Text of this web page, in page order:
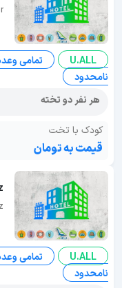
U.ALL
تمامی
نامحدود
هر نفر دو تخته
کودک با تخت
قیمت به تومان
U.ALL
تمامی
نامحدود